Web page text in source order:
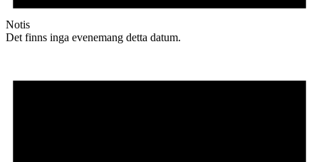
Notis
Det finns inga evenemang detta datum.